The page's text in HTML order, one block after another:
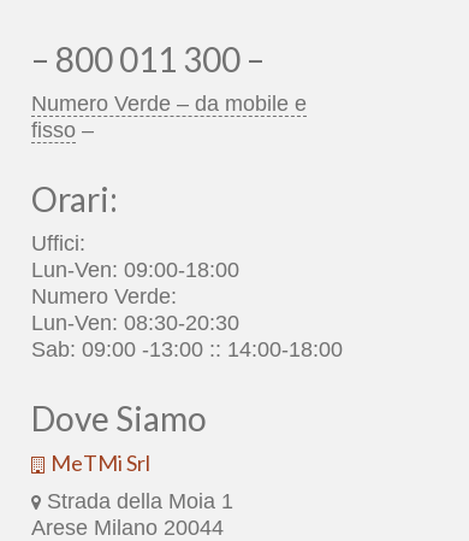
– 800 011 300 –
Numero Verde – da mobile e
fisso–
Orari:
Uffici:
Lun-Ven: 09:00-18:00
Numero Verde:
Lun-Ven: 08:30-20:30
Sab: 09:00 -13:00 :: 14:00-18:00
Dove Siamo
MeTMi Srl
Strada della Moia 1
Arese Milano 20044